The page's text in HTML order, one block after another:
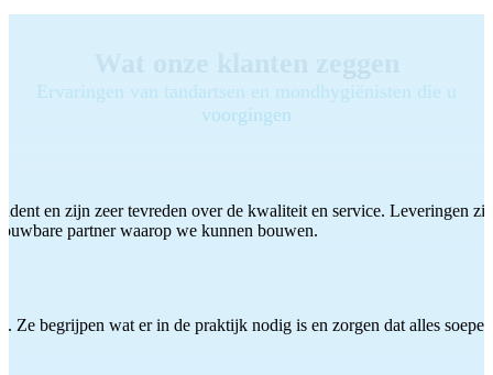
Ervaringen van tandartsen en mondhygiënisten die u
voorgingen
en zijn zeer tevreden over de kwaliteit en service. Leveringen
partner waarop we kunnen bouwen.
Ze begrijpen wat er in de praktijk nodig is en zorgen dat alles